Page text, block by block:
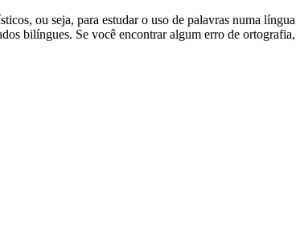
ou seja, para estudar o uso de palavras numa
bilíngues. Se você encontrar algum erro de